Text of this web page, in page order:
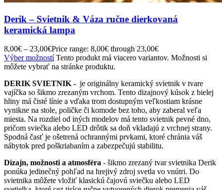
Derik – Svietnik & Váza ručne dierkovaná
keramická lampa
8,00€ – 23,00€Price range: 8,00€ through 23,00€
Výber možnostíTento produkt má viacero variantov. Možnosti si
môžete vybrať na stránke produktu.
DERIK SVIETNIK - je originálny keramický svietnik v tvare
vajíčka so šikmo zrezaným vrchom. Tento dizajnový kúsok z bielej
hliny má čisté línie a vďaka trom dostupným veľkostiam krásne
vynikne na stole, poličke či komode bez toho, aby zaberal veľa
miesta. Na rozdiel od iných modelov má tento svietnik pevné dno,
pričom sviečka alebo LED drôtik sa doň vkladajú z vrchnej strany.
Spodná časť je ošetrená ochrannými prvkami, ktoré chránia váš
nábytok pred poškriabaním a zabezpečujú stabilitu.
Dizajn, možnosti a atmosféra - šikmo zrezaný tvar svietnika Derik
ponúka jedinečný pohľad na hrejivý zdroj svetla vo vnútri. Do
svietnika môžete vložiť klasickú čajovú sviečku alebo LED